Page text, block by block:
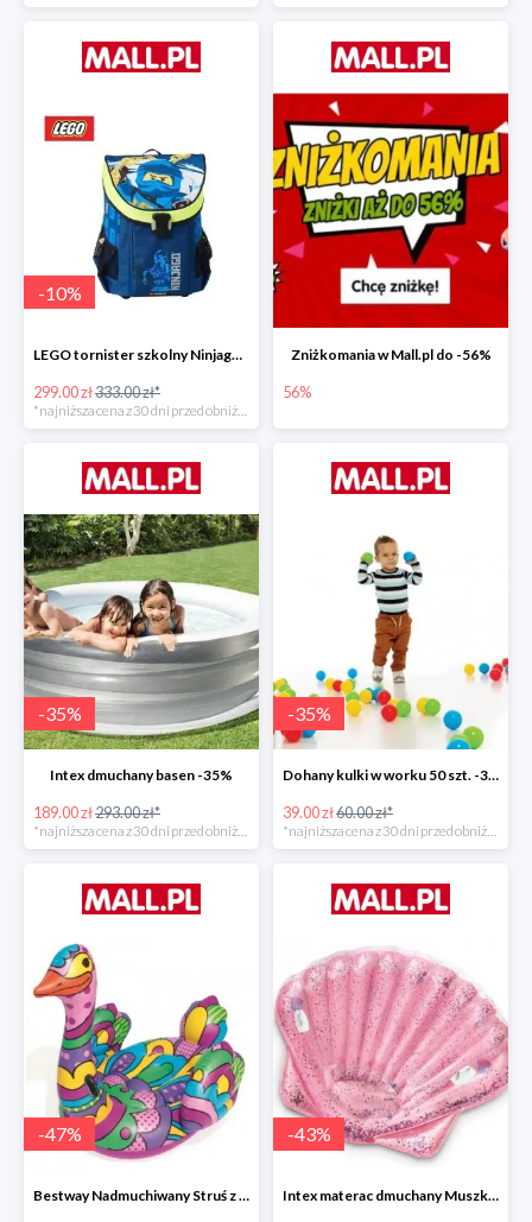
-10%
LEGO tornister szkolny Ninjago JAY of Lightning Easy
299.00 zł333.00 zł*
Zniżkomania w Mall.pl do -56%
56%
-35%
Intex dmuchany basen -35%
189.00 zł293.00 zł*
-35%
Dohany kulki w worku 50 szt. -35%
39.00 zł60.00 zł*
-47%
Bestway Nadmuchiwany Struś z uchwytami -47%
-43%
Intex materac dmuchany Muszka -42%